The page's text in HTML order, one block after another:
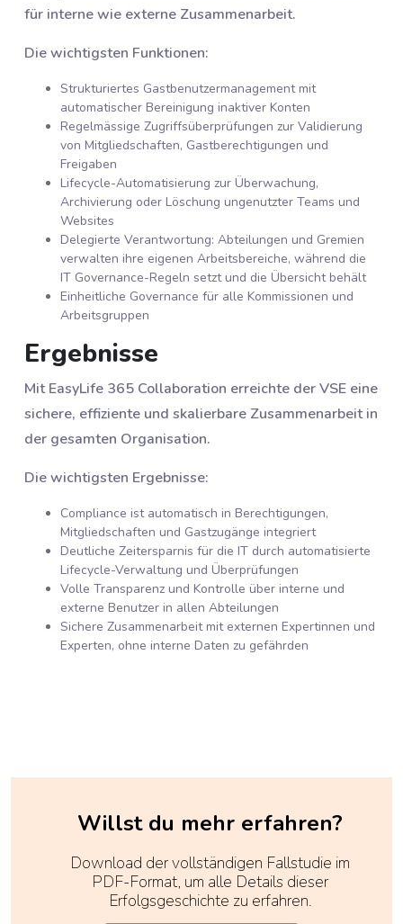
für interne wie externe Zusammenarbeit.
Die wichtigsten Funktionen:
Strukturiertes Gastbenutzermanagement mit
automatischer Bereinigung inaktiver Konten
Regelmässige Zugriffsüberprüfungen zur Validierung
von Mitgliedschaften, Gastberechtigungen und
Freigaben
Lifecycle-Automatisierung zur Überwachung,
Archivierung oder Löschung ungenutzter Teams und
Websites
Delegierte Verantwortung: Abteilungen und Gremien
verwalten ihre eigenen Arbeitsbereiche, während die
IT Governance-Regeln setzt und die Übersicht behält
Einheitliche Governance für alle Kommissionen und
Arbeitsgruppen
Ergebnisse
Mit EasyLife 365 Collaboration erreichte der VSE eine
sichere, effiziente und skalierbare Zusammenarbeit in
der gesamten Organisation.
Die wichtigsten Ergebnisse:
Compliance ist automatisch in Berechtigungen,
Mitgliedschaften und Gastzugänge integriert
Deutliche Zeitersparnis für die IT durch automatisierte
Lifecycle-Verwaltung und Überprüfungen
Volle Transparenz und Kontrolle über interne und
externe Benutzer in allen Abteilungen
Sichere Zusammenarbeit mit externen Expertinnen und
Experten, ohne interne Daten zu gefährden
Willst du mehr erfahren?
Download der vollständigen Fallstudie im
PDF-Format, um alle Details dieser
Erfolgsgeschichte zu erfahren.